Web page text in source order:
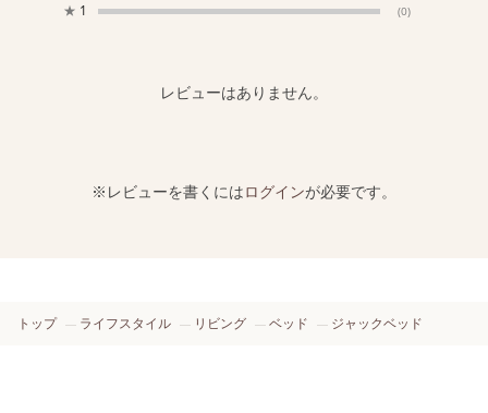
★ 1 (0)
レビューはありません。
※レビューを書くにはログインが必要です。
トップ ライフスタイル リビング ベッド ジャックベッド